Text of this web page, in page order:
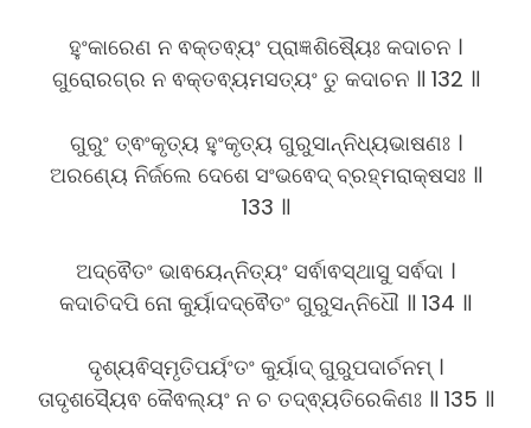
ହୁଂକାରେଣ ନ ଵକ୍ତଵ୍ୟଂ ପ୍ରାଜ୍ଞଶିଷ୍ୟୈଃ କଦାଚନ ।
ଗୁରୋରଗ୍ର ନ ଵକ୍ତଵ୍ୟମସତ୍ୟଂ ତୁ କଦାଚନ ॥ 132 ॥
ଗୁରୁଂ ତ୍ଵଂକୃତ୍ୟ ହୁଂକୃତ୍ୟ ଗୁରୁସାନ୍ନିଧ୍ୟଭାଷଣଃ ।
ଅରଣ୍ୟେ ନିର୍ଜଲେ ଦେଶେ ସଂଭଵେଦ୍ ବ୍ରହ୍ମରାକ୍ଷସଃ ॥
133 ॥
ଅଦ୍ଵୈତଂ ଭାଵୟେନ୍ନିତ୍ୟଂ ସର୍ଵାଵସ୍ଥାସୁ ସର୍ଵଦା ।
କଦାଚିଦପି ନୋ କୁର୍ୟାଦଦ୍ଵୈତଂ ଗୁରୁସନ୍ନିଧୌ ॥ 134 ॥
ଦୃଶ୍ୟଵିସ୍ମୃତିପର୍ୟଂତଂ କୁର୍ୟାଦ୍ ଗୁରୁପଦାର୍ଚନମ୍ ।
ତାଦୃଶସ୍ୟୈଵ କୈଵଲ୍ୟଂ ନ ଚ ତଦ୍ଵ୍ୟତିରେକିଣଃ ॥ 135 ॥